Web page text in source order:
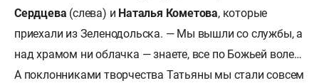
Сердцева (слева) и Наталья Кометова, которые
приехали из Зеленодольска. — Мы вышли со службы, а
над храмом ни облачка — знаете, все по Божьей воле…
А поклонниками творчества Татьяны мы стали совсем